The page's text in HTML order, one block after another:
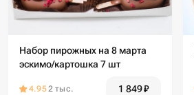
Набор пирожных на 8 марта
эскимо/картошка 7 шт
4.952 тыс. 1 849₽